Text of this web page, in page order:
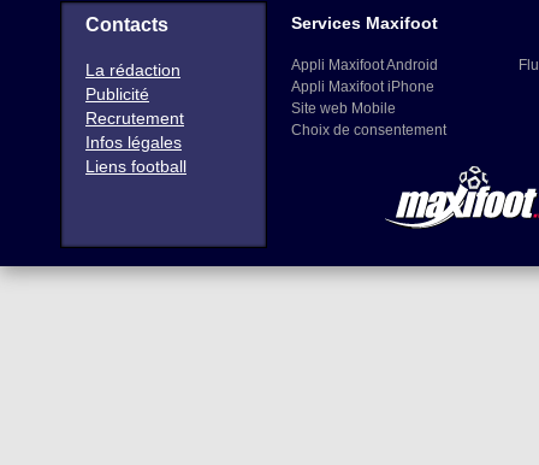
Contacts
La rédaction
Publicité
Recrutement
Infos légales
Liens football
Services Maxifoot
Appli Maxifoot Android
Appli Maxifoot iPhone
Site web Mobile
Choix de consentement